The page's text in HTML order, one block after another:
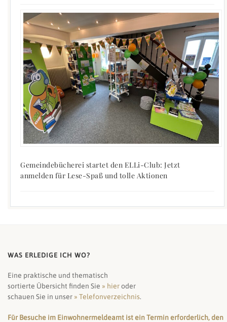
Gemeindebücherei startet den ELLi-Club: Jetzt
anmelden für Lese-Spaß und tolle Aktionen
WAS ERLEDIGE ICH WO?
Eine praktische und thematisch
sortierte Übersicht finden Sie » hieroder
schauen Sie in unser » Telefonverzeichnis.
Für Besuche im Einwohnermeldeamt ist ein Termin erforderlich, den